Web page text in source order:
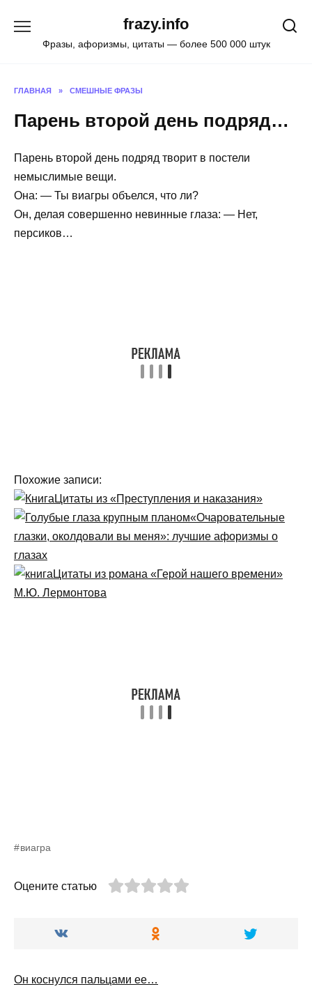
frazy.info
Фразы, афоризмы, цитаты — более 500 000 штук
ГЛАВНАЯ » СМЕШНЫЕ ФРАЗЫ
Парень второй день подряд…
Парень второй день подряд творит в постели
немыслимые вещи.
Она: — Ты виагры объелся, что ли?
Он, делая совершенно невинные глаза: — Нет,
персиков…
Похожие записи:
Цитаты из «Преступления и наказания»
«Очаровательные
глазки, околдовали вы меня»: лучшие афоризмы о
глазах
Цитаты из романа «Герой нашего времени»
М.Ю. Лермонтова
виагра
Оцените статью
Навигация
Он коснулся пальцами ее…